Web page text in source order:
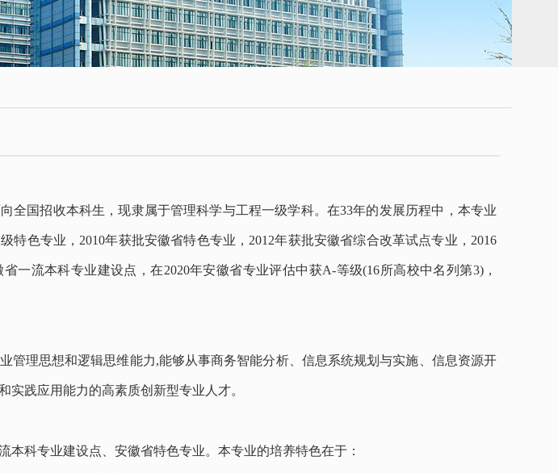
全国招收本科生，现隶属于管理科学与工程一级学科。在33年的发展历程中，本专业
特色专业，2010年获批安徽省特色专业，2012年获批安徽省综合改革试点专业，2016
一流本科专业建设点，在2020年安徽省专业评估中获A-等级(16所高校中名列第3)，
管理思想和逻辑思维能力,能够从事商务智能分析、信息系统规划与实施、信息资源开
实践应用能力的高素质创新型专业人才。
本科专业建设点、安徽省特色专业。本专业的培养特色在于：